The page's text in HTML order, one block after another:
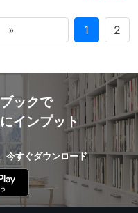
» 1 2
ックで
インプット
今すぐダウンロード